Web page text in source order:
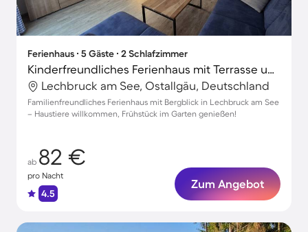
Ferienhaus ∙ 5 Gäste ∙ 2 Schlafzimmer
Kinderfreundliches Ferienhaus mit Terrasse und Garten | Bergblick | Hunde erlaubt
Lechbruck am See, Ostallgäu, Deutschland
Familienfreundliches Ferienhaus mit Bergblick in Lechbruck am See
– Haustiere willkommen, Frühstück im Garten genießen!
ab 82 €
pro Nacht
4.5
Zum Angebot